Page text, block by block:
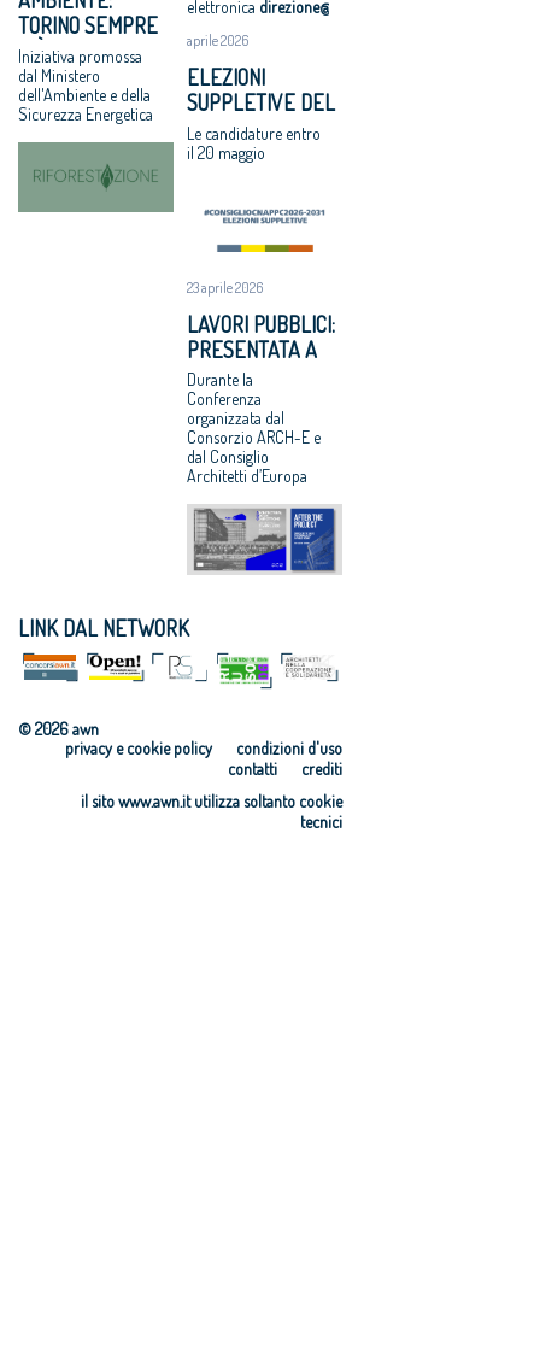
luglio 2018
Assegnati
premi
Architetto
italiano e
talento 2017
Equo
compenso, il
Corte Europea
dei Diritti
dell’Uomo
Professioni:
architetti,
internazionaliz
zazione e
innovazione
Architetti:
'Comune e
Stato, svilito
interesse
pubblico'
TORINO SEMPRE
PIÙ GREEN CON
“RIFORESTAZIONE”
Iniziativa promossa
dal Ministero
dell'Ambiente e della
Sicurezza Energetica
elettronica direzione@cnappc.it
aprile 2026
ELEZIONI
SUPPLETIVE DEL
CNAPPC: LE
VOTAZIONI IL 9
Le candidature entro
il 20 maggio
23 aprile 2026
LAVORI PUBBLICI:
PRESENTATA A
BRUXELLES LA
RICERCA CNAPPC
“DOPO IL
PROGETTO”
Durante la
Conferenza
organizzata dal
Consorzio ARCH-E e
dal Consiglio
Architetti d’Europa
LINK DAL NETWORK
© 2026 awn
condizioni d'uso
privacy e cookie policy
crediti
contatti
il sito www.awn.it utilizza soltanto cookie
tecnici